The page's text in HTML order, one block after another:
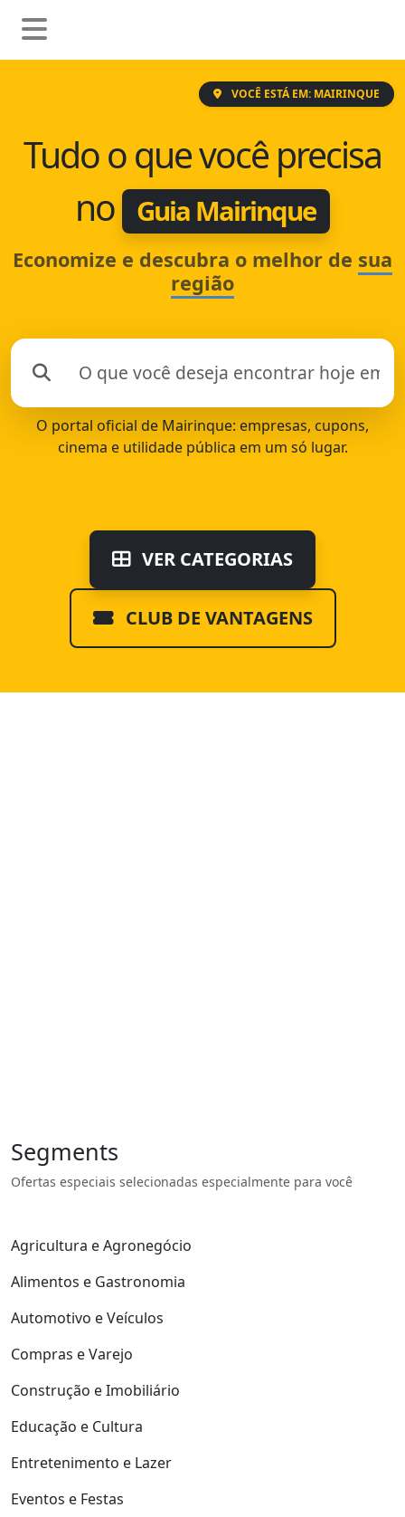
VOCÊ ESTÁ EM: MAIRINQUE
Tudo o que você precisa
no
Guia Mairinque
Economize e descubra o melhor de sua
região
O portal oficial de Mairinque: empresas, cupons,
cinema e utilidade pública em um só lugar.
VER CATEGORIAS
CLUB DE VANTAGENS
Segments
Ofertas especiais selecionadas especialmente para você
Agricultura e Agronegócio
Alimentos e Gastronomia
Automotivo e Veículos
Compras e Varejo
Construção e Imobiliário
Educação e Cultura
Entretenimento e Lazer
Eventos e Festas